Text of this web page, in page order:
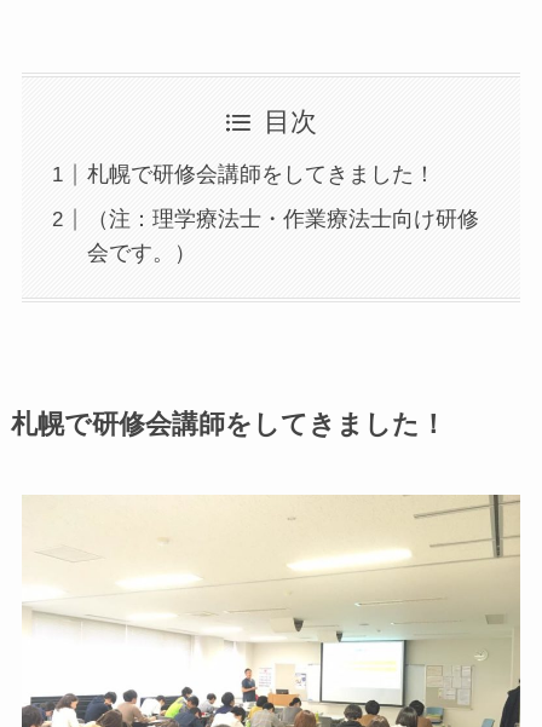
目次
札幌で研修会講師をしてきました！
（注：理学療法士・作業療法士向け研修
会です。）
札幌で研修会講師をしてきました！